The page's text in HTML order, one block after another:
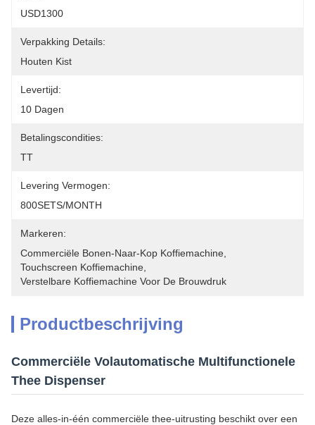
USD1300
Verpakking Details:
Houten Kist
Levertijd:
10 Dagen
Betalingscondities:
TT
Levering Vermogen:
800SETS/MONTH
Markeren:
Commerciële Bonen-Naar-Kop Koffiemachine
Touchscreen Koffiemachine
Verstelbare Koffiemachine Voor De Brouwdruk
Productbeschrijving
Commerciële Volautomatische Multifunctionele
Thee Dispenser
Deze alles-in-één commerciële thee-uitrusting beschikt over een